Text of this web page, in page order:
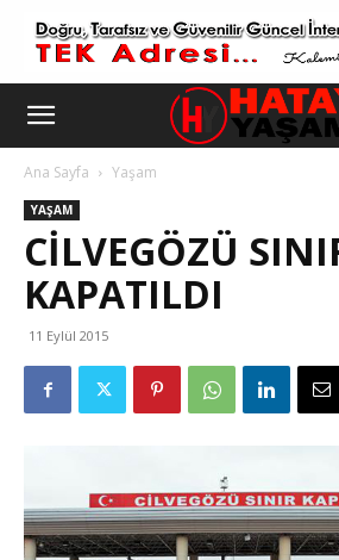
Ana Sayfa Yaşam
YAŞAM
CILVEGÖZÜ
KAPATILDI
11 Eylül 2015